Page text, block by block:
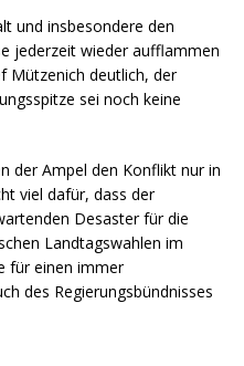
und insbesondere den
jederzeit wieder aufflammen
Mützenich deutlich, der
sei noch keine
der Ampel den Konflikt nur in
viel dafür, dass der
Desaster für die
Landtagswahlen im
für einen immer
des Regierungsbündnisses